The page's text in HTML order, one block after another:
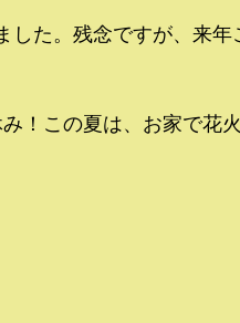
た。残念ですが、来年
！この夏は、お家で花